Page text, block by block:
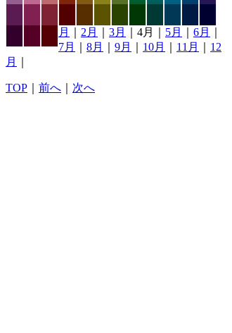
月 2月 3月 ｜4月｜ 5月 6月
7月
8月 9月 10月 11月
12
月
TOP 前へ 次へ